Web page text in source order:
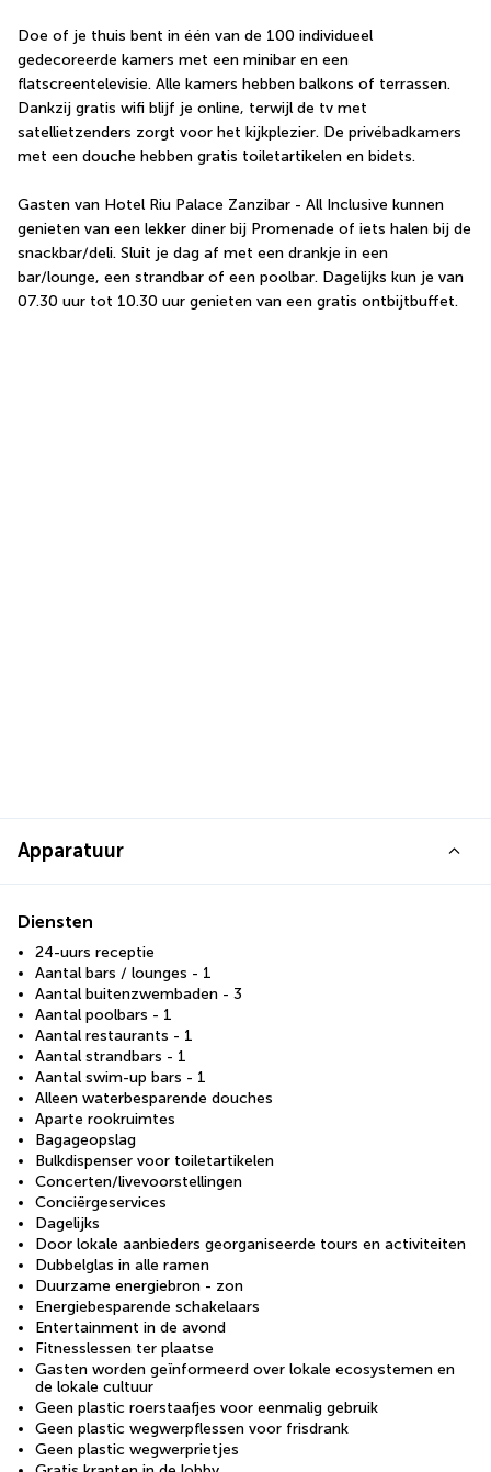
Doe of je thuis bent in één van de 100 individueel
gedecoreerde kamers met een minibar en een
flatscreentelevisie. Alle kamers hebben balkons of terrassen.
Dankzij gratis wifi blijf je online, terwijl de tv met
satellietzenders zorgt voor het kijkplezier. De privébadkamers
met een douche hebben gratis toiletartikelen en bidets.
Gasten van Hotel Riu Palace Zanzibar - All Inclusive kunnen
genieten van een lekker diner bij Promenade of iets halen bij de
snackbar/deli. Sluit je dag af met een drankje in een
bar/lounge, een strandbar of een poolbar. Dagelijks kun je van
07.30 uur tot 10.30 uur genieten van een gratis ontbijtbuffet.
Apparatuur
Diensten
24-uurs receptie
Aantal bars / lounges - 1
Aantal buitenzwembaden - 3
Aantal poolbars - 1
Aantal restaurants - 1
Aantal strandbars - 1
Aantal swim-up bars - 1
Alleen waterbesparende douches
Aparte rookruimtes
Bagageopslag
Bulkdispenser voor toiletartikelen
Concerten/livevoorstellingen
Conciërgeservices
Dagelijks
Door lokale aanbieders georganiseerde tours en activiteiten
Dubbelglas in alle ramen
Duurzame energiebron - zon
Energiebesparende schakelaars
Entertainment in de avond
Fitnesslessen ter plaatse
Gasten worden geïnformeerd over lokale ecosystemen en
de lokale cultuur
Geen plastic roerstaafjes voor eenmalig gebruik
Geen plastic wegwerpflessen voor frisdrank
Geen plastic wegwerprietjes